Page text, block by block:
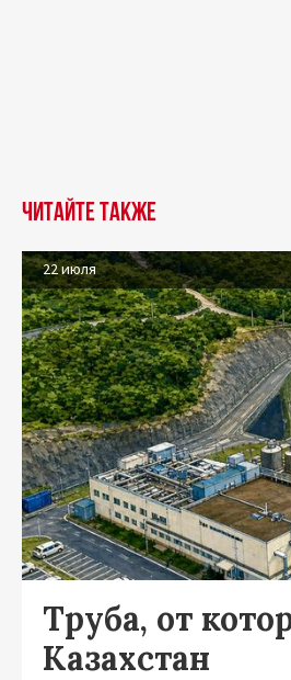
Читайте также
22 июля
Труба, от
Казахстан